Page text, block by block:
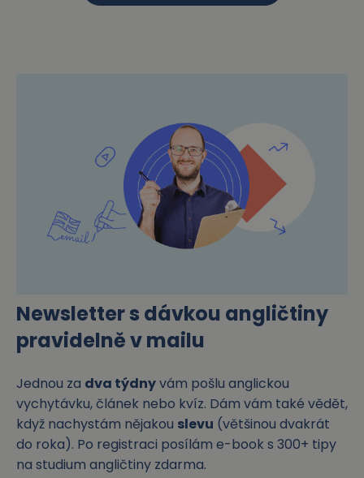
Newsletter s dávkou angličtiny
pravidelně v mailu
Jednou za dva týdnyvám pošlu anglickou
vychytávku, článek nebo kvíz. Dám vám také vědět,
když nachystám nějakou slevu (většinou dvakrát
do roka). Po registraci posílám e-book s 300+ tipy
na studium angličtiny zdarma.